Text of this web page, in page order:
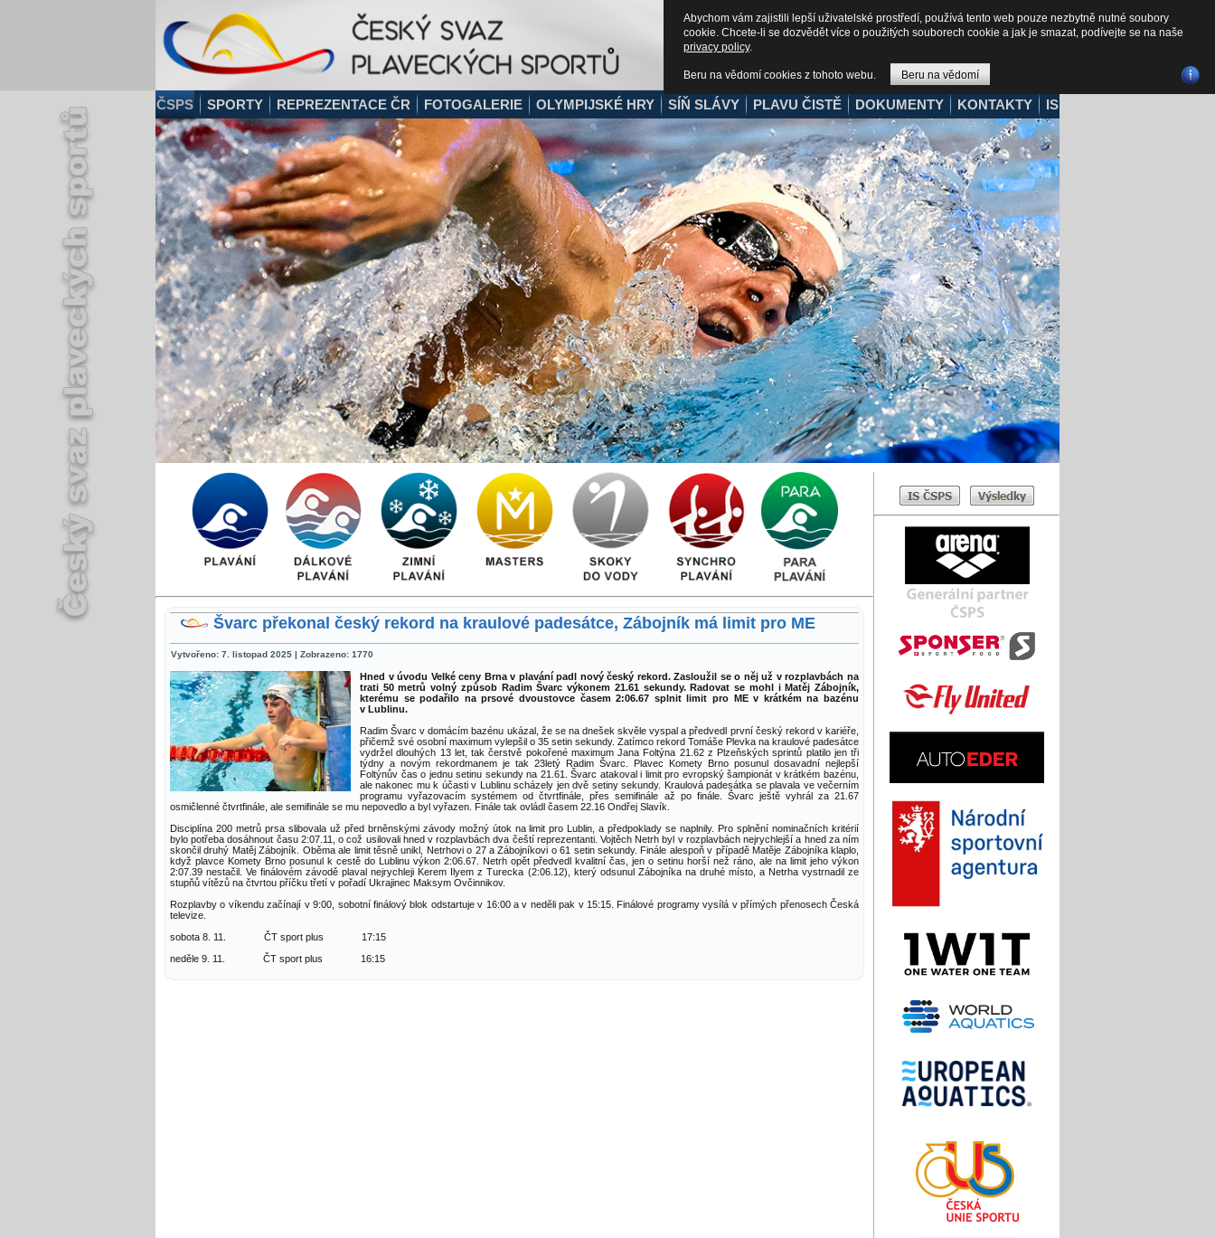
ČSPS SPORTY REPREZENTACE ČR FOTOGALERIE OLYMPIJSKÉ HRY SÍŇ SLÁVY PLAVU ČISTĚ DOKUMENTY KONTAKTY IS
Švarc překonal český rekord na kraulové padesátce, Zábojník má limit pro ME
Vytvořeno: 7. listopad 2025 | Zobrazeno: 1770
Hned v úvodu Velké ceny Brna v plavání padl nový český rekord. Zasloužil se o něj už v rozplavbách na
trati 50 metrů volný způsob Radim Švarc výkonem 21.61 sekundy. Radovat se mohl i Matěj Zábojník,
kterému se podařilo na prsové dvoustovce časem 2:06.67 splnit limit pro ME v krátkém na bazénu
v Lublinu.
Radim Švarc v domácím bazénu ukázal, že se na dnešek skvěle vyspal a předvedl první český rekord v kariéře,
přičemž své osobní maximum vylepšil o 35 setin sekundy. Zatímco rekord Tomáše Plevka na kraulové padesátce
vydržel dlouhých 13 let, tak čerstvě pokořené maximum Jana Foltýna 21.62 z Plzeňských sprintů platilo jen tři
týdny a novým rekordmanem je tak 23letý Radim Švarc. Plavec Komety Brno posunul dosavadní nejlepší
Foltýnův čas o jednu setinu sekundy na 21.61. Švarc atakoval i limit pro evropský šampionát v krátkém bazénu,
ale nakonec mu k účasti v Lublinu scházely jen dvě setiny sekundy. Kraulová padesátka se plavala ve večerním
programu vyřazovacím systémem od čtvrtfinále, přes semifinále až po finále. Švarc ještě vyhrál za 21.67
osmičlenné čtvrtfinále, ale semifinále se mu nepovedlo a byl vyřazen. Finále tak ovládl časem 22.16 Ondřej Slavík.
Disciplína 200 metrů prsa slibovala už před brněnskými závody možný útok na limit pro Lublin, a předpoklady se naplnily. Pro splnění nominačních kritérií
bylo potřeba dosáhnout času 2:07.11, o což usilovali hned v rozplavbách dva čeští reprezentanti. Vojtěch Netrh byl v rozplavbách nejrychlejší a hned za ním
skončil druhý Matěj Zábojník. Oběma ale limit těsně unikl, Netrhovi o 27 a Zábojníkovi o 61 setin sekundy. Finále alespoň v případě Matěje Zábojníka klaplo,
když plavce Komety Brno posunul k cestě do Lublinu výkon 2:06.67. Netrh opět předvedl kvalitní čas, jen o setinu horší než ráno, ale na limit jeho výkon
2:07.39 nestačil. Ve finálovém závodě plaval nejrychleji Kerem Ilyem z Turecka (2:06.12), který odsunul Zábojníka na druhé místo, a Netrha vystrnadil ze
stupňů vítězů na čtvrtou příčku třetí v pořadí Ukrajinec Maksym Ovčinnikov.
Rozplavby o víkendu začínají v 9:00, sobotní finálový blok odstartuje v 16:00 a v neděli pak v 15:15. Finálové programy vysílá v přímých přenosech Česká
televize.
sobota 8. 11. ČT sport plus 17:15
neděle 9. 11. ČT sport plus 16:15
Abychom vám zajistili lepší uživatelské prostředí, používá tento web pouze nezbytně nutné soubory
cookie. Chcete-li se dozvědět více o použitých souborech cookie a jak je smazat, podívejte se na naše
privacy policy.
Beru na vědomí cookies z tohoto webu. Beru na vědomí